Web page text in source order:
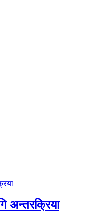
अन्तरक्रिया